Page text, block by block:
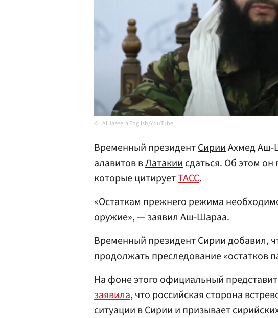
Al Jazeera English/YouTube
Временный президентСирииАхмед Аш-
алавитов вЛатакиисдаться. Об этом
которые цитируетТАСС.
«Остаткам прежнего режима
оружие», — заявил Аш-Шараа.
Временный президент Сирии добавил,
продолжать преследование «остатков
На фоне этого официальный
заявила, что российская сторона
ситуации в Сирии и призывает